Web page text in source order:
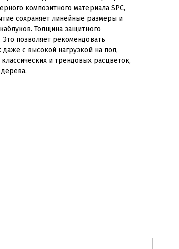
композитного материала SPC,
сохраняет линейные размеры и
Толщина защитного
Это позволяет рекомендовать
с высокой нагрузкой на пол,
и трендовых расцветок,